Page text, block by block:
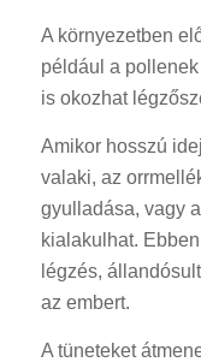
A környezetben
például a
is okozhat
Amikor hosszú
valaki, az
gyulladása, vagy
kialakulhat.
légzés,
az embert.
A tüneteket